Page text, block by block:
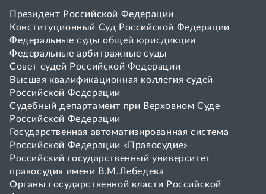
Президент Российской Федерации
Конституционный Суд Российской Федерации
Федеральные суды общей юрисдикции
Федеральные арбитражные суды
Совет cудей Российской Федерации
Высшая квалификационная коллегия судей
Российской Федерации
Судебный департамент при Верховном Суде
Российской Федерации
Государственная автоматизированная система
Российской Федерации «Правосудие»
Pоссийский государственный университет
правосудия имени В.М.Лебедева
Органы государственной власти Российской